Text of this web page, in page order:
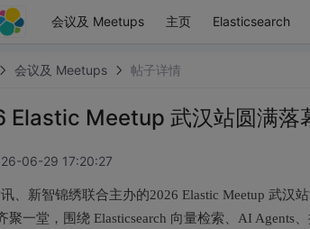
会议及 Meetups 主页 Elasticsearch
会议及 Meetups 帖子详情
Elastic Meetup 武汉站圆满落
06-29 17:20:27
、新智锦绣联合主办的2026 Elastic Meetup 武汉
聚一堂，围绕 Elasticsearch 向量检索、AI Agents